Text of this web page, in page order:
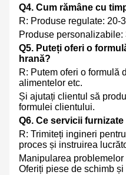
Q4. Cum rămâne cu
R: Produse regulate: 20-
Produse
Q5. Puteți oferi o
hrană?
R: Putem oferi o formulă
alimentelor etc.
Și ajutați clientul să
formulei clientului.
Q6. Ce servicii
R: Trimiteți ingineri
proces și instruirea
Manipularea
Oferiți piese de schimb